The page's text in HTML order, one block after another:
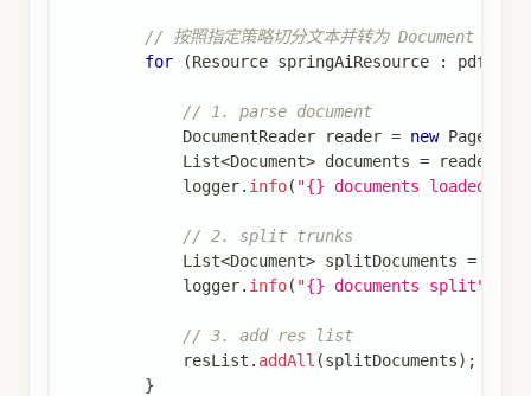
// 按照指定策略切分文本并转为 Document 资源
for
(Resource springAiResource :
// 1. parse document
DocumentReader reader = new
List<Document> documents = reader
            logger
. info( "{} documents loaded"
// 2. split trunks
List<Document> splitDocuments =
            logger
. info( "{} documents split"
// 3. add res list
            resList
. addAll (splitDocuments) ;
}